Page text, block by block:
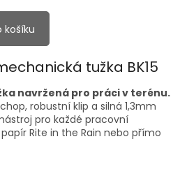
košíku
tužka BK15
navržená pro práci v terénu.
robustní klip a silná 1,3mm
pro každé pracovní
Rite in the Rain nebo přímo